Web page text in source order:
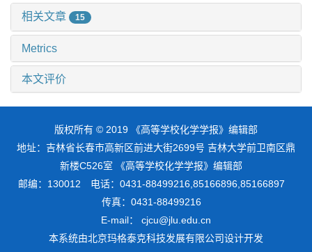
相关文章 15
Metrics
本文评价
版权所有 © 2019 《高等学校化学学报》编辑部
地址：吉林省长春市高新区前进大街2699号 吉林大学前卫南区鼎
新楼C526室 《高等学校化学学报》编辑部
邮编：130012 电话：0431-88499216,85166896,85166897
传真：0431-88499216
E-mail： cjcu@jlu.edu.cn
本系统由北京玛格泰克科技发展有限公司设计开发